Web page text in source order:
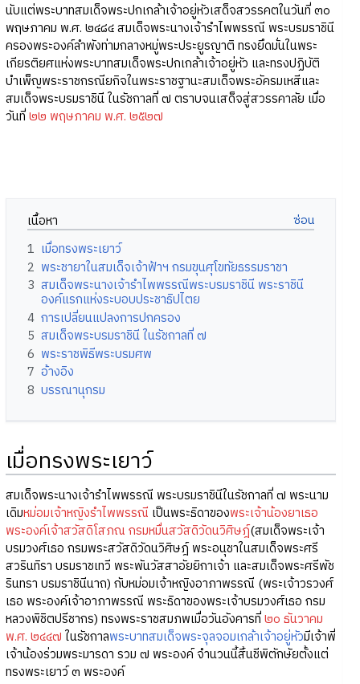
นับแต่พระบาทสมเด็จพระปกเกล้าเจ้าอยู่หัวเสด็จสวรรคตในวันที่ ๓๐
พฤษภาคม พ.ศ. ๒๔๘๔ สมเด็จพระนางเจ้ารำไพพรรณี พระบรมราชินี
ครองพระองค์ลำพังท่ามกลางหมู่พระประยูรญาติ ทรงยึดมั่นในพระ
เกียรติยศแห่งพระบาทสมเด็จพระปกเกล้าเจ้าอยู่หัว และทรงปฏิบัติ
บำเพ็ญพระราชกรณียกิจในพระราชฐานะสมเด็จพระอัครมเหสีและ
สมเด็จพระบรมราชินี ในรัชกาลที่ ๗ ตราบจนเสด็จสู่สวรรคาลัย เมื่อ
วันที่๒๒ พฤษภาคม พ.ศ. ๒๕๒๗
เนื้อหา
1 เมื่อทรงพระเยาว์
2 พระชายาในสมเด็จเจ้าฟ้าฯ กรมขุนศุโขทัยธรรมราชา
3 สมเด็จพระนางเจ้ารำไพพรรณีพระบรมราชินี พระราชินี
องค์แรกแห่งระบอบประชาธิปไตย
4 การเปลี่ยนแปลงการปกครอง
5 สมเด็จพระบรมราชินี ในรัชกาลที่ ๗
6 พระราชพิธีพระบรมศพ
7 อ้างอิง
8 บรรณานุกรม
เมื่อทรงพระเยาว์
สมเด็จพระนางเจ้ารำไพพรรณี พระบรมราชินีในรัชกาลที่ ๗ พระนาม
เดิมหม่อมเจ้าหญิงรำไพพรรณี เป็นพระธิดาของพระเจ้าน้องยาเธอ
พระองค์เจ้าสวัสดิโสภณ กรมหมื่นสวัสดิวัดนวิศิษฎ์(สมเด็จพระเจ้า
บรมวงศ์เธอ กรมพระสวัสดิวัดนวิศิษฎ์ พระอนุชาในสมเด็จพระศรี
สวรินทิรา บรมราชเทวี พระพันวัสสาอัยยิกาเจ้า และสมเด็จพระศรีพัช
รินทรา บรมราชินีนาถ) กับหม่อมเจ้าหญิงอาภาพรรณี (พระเจ้าวรวงศ์
เธอ พระองค์เจ้าอาภาพรรณี พระธิดาของพระเจ้าบรมวงศ์เธอ กรม
หลวงพิชิตปรีชากร) ทรงพระราชสมภพเมื่อวันอังคารที่๒๐ ธันวาคม
พ.ศ. ๒๔๔๗ ในรัชกาลพระบาทสมเด็จพระจุลจอมเกล้าเจ้าอยู่หัวมีเจ้าพี่
เจ้าน้องร่วมพระมารดา รวม ๗ พระองค์ จำนวนนี้สิ้นชีพิตักษัยตั้งแต่
ทรงพระเยาว์ ๓ พระองค์